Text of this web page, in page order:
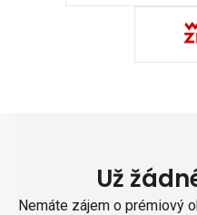
Už
Nemáte zájem o prémiový